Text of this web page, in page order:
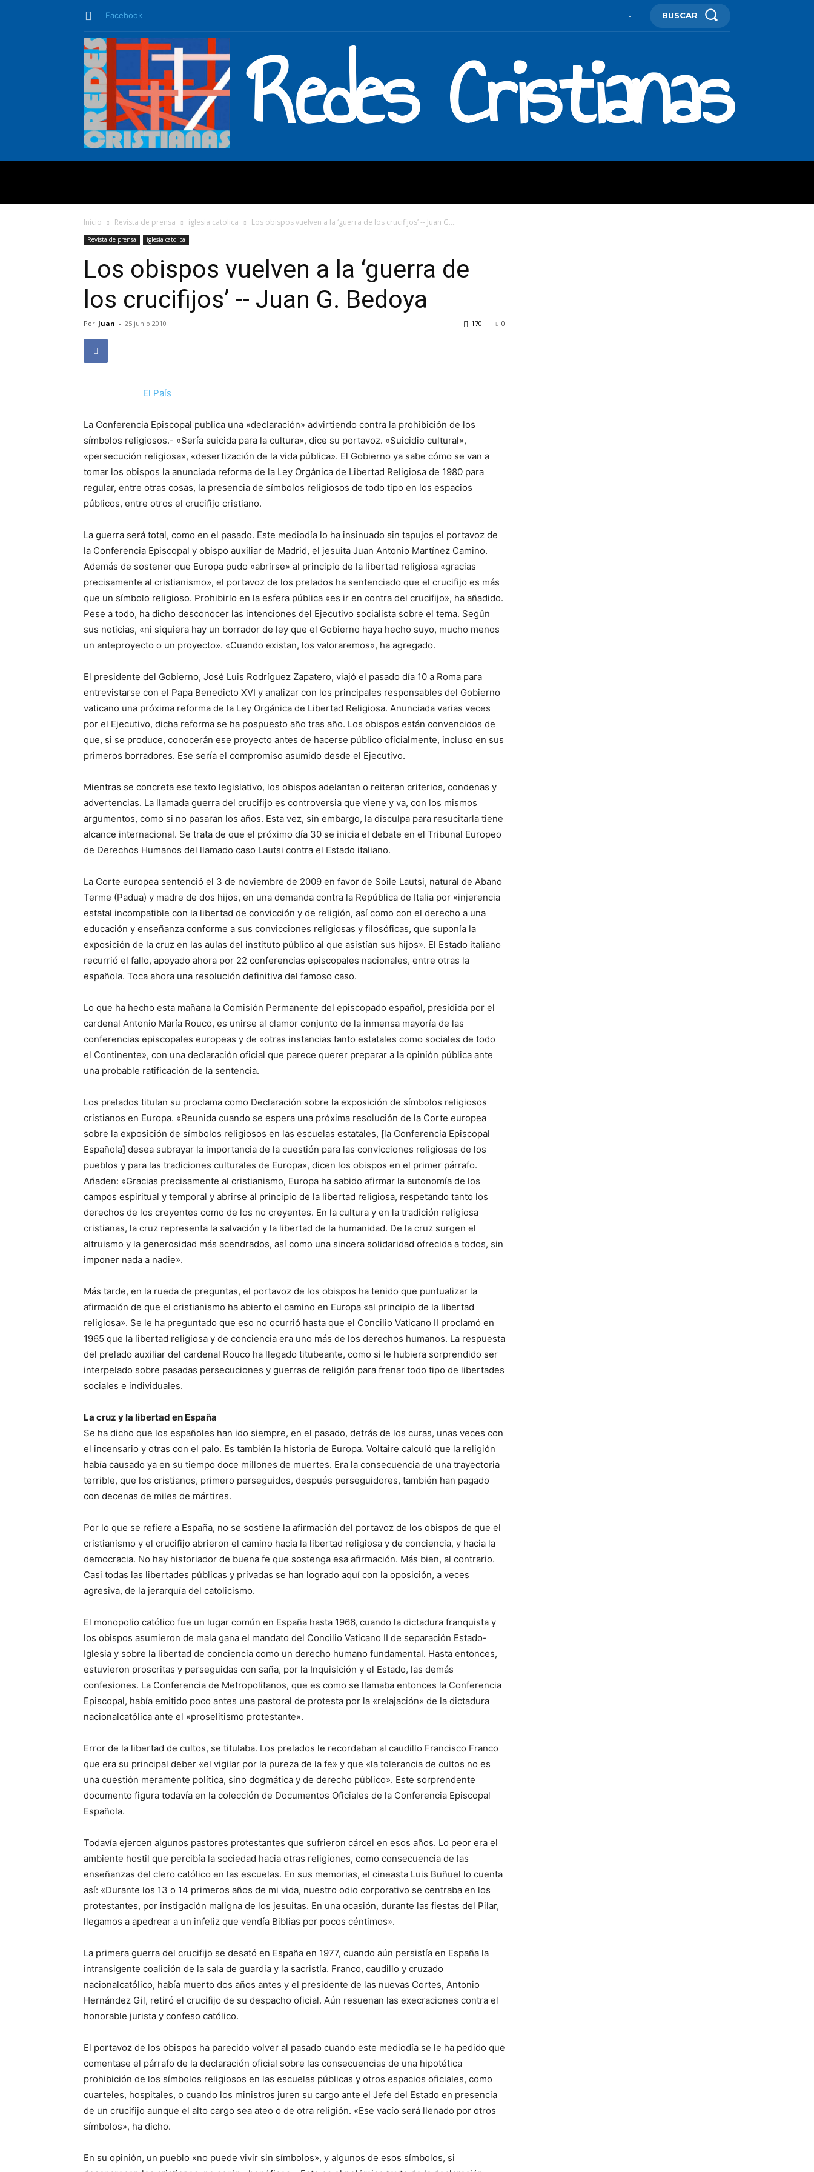
Facebook - BUSCAR
Redes Cristianas
Inicio Revista de prensa iglesia catolica Los obispos vuelven a la ‘guerra de los crucifijos’ -- Juan G....
Revista de prensa iglesia catolica
Los obispos vuelven a la ‘guerra de
los crucifijos’ -- Juan G. Bedoya
Por Juan - 25 junio 2010 0
170
El País
La Conferencia Episcopal publica una «declaración» advirtiendo contra la prohibición de los
símbolos religiosos.- «Sería suicida para la cultura», dice su portavoz. «Suicidio cultural»,
«persecución religiosa», «desertización de la vida pública». El Gobierno ya sabe cómo se van a
tomar los obispos la anunciada reforma de la Ley Orgánica de Libertad Religiosa de 1980 para
regular, entre otras cosas, la presencia de símbolos religiosos de todo tipo en los espacios
públicos, entre otros el crucifijo cristiano.
La guerra será total, como en el pasado. Este mediodía lo ha insinuado sin tapujos el portavoz de
la Conferencia Episcopal y obispo auxiliar de Madrid, el jesuita Juan Antonio Martínez Camino.
Además de sostener que Europa pudo «abrirse» al principio de la libertad religiosa «gracias
precisamente al cristianismo», el portavoz de los prelados ha sentenciado que el crucifijo es más
que un símbolo religioso. Prohibirlo en la esfera pública «es ir en contra del crucifijo», ha añadido.
Pese a todo, ha dicho desconocer las intenciones del Ejecutivo socialista sobre el tema. Según
sus noticias, «ni siquiera hay un borrador de ley que el Gobierno haya hecho suyo, mucho menos
un anteproyecto o un proyecto». «Cuando existan, los valoraremos», ha agregado.
El presidente del Gobierno, José Luis Rodríguez Zapatero, viajó el pasado día 10 a Roma para
entrevistarse con el Papa Benedicto XVI y analizar con los principales responsables del Gobierno
vaticano una próxima reforma de la Ley Orgánica de Libertad Religiosa. Anunciada varias veces
por el Ejecutivo, dicha reforma se ha pospuesto año tras año. Los obispos están convencidos de
que, si se produce, conocerán ese proyecto antes de hacerse público oficialmente, incluso en sus
primeros borradores. Ese sería el compromiso asumido desde el Ejecutivo.
Mientras se concreta ese texto legislativo, los obispos adelantan o reiteran criterios, condenas y
advertencias. La llamada guerra del crucifijo es controversia que viene y va, con los mismos
argumentos, como si no pasaran los años. Esta vez, sin embargo, la disculpa para resucitarla tiene
alcance internacional. Se trata de que el próximo día 30 se inicia el debate en el Tribunal Europeo
de Derechos Humanos del llamado caso Lautsi contra el Estado italiano.
La Corte europea sentenció el 3 de noviembre de 2009 en favor de Soile Lautsi, natural de Abano
Terme (Padua) y madre de dos hijos, en una demanda contra la República de Italia por «injerencia
estatal incompatible con la libertad de convicción y de religión, así como con el derecho a una
educación y enseñanza conforme a sus convicciones religiosas y filosóficas, que suponía la
exposición de la cruz en las aulas del instituto público al que asistían sus hijos». El Estado italiano
recurrió el fallo, apoyado ahora por 22 conferencias episcopales nacionales, entre otras la
española. Toca ahora una resolución definitiva del famoso caso.
Lo que ha hecho esta mañana la Comisión Permanente del episcopado español, presidida por el
cardenal Antonio María Rouco, es unirse al clamor conjunto de la inmensa mayoría de las
conferencias episcopales europeas y de «otras instancias tanto estatales como sociales de todo
el Continente», con una declaración oficial que parece querer preparar a la opinión pública ante
una probable ratificación de la sentencia.
Los prelados titulan su proclama como Declaración sobre la exposición de símbolos religiosos
cristianos en Europa. «Reunida cuando se espera una próxima resolución de la Corte europea
sobre la exposición de símbolos religiosos en las escuelas estatales, [la Conferencia Episcopal
Española] desea subrayar la importancia de la cuestión para las convicciones religiosas de los
pueblos y para las tradiciones culturales de Europa», dicen los obispos en el primer párrafo.
Añaden: «Gracias precisamente al cristianismo, Europa ha sabido afirmar la autonomía de los
campos espiritual y temporal y abrirse al principio de la libertad religiosa, respetando tanto los
derechos de los creyentes como de los no creyentes. En la cultura y en la tradición religiosa
cristianas, la cruz representa la salvación y la libertad de la humanidad. De la cruz surgen el
altruismo y la generosidad más acendrados, así como una sincera solidaridad ofrecida a todos, sin
imponer nada a nadie».
Más tarde, en la rueda de preguntas, el portavoz de los obispos ha tenido que puntualizar la
afirmación de que el cristianismo ha abierto el camino en Europa «al principio de la libertad
religiosa». Se le ha preguntado que eso no ocurrió hasta que el Concilio Vaticano II proclamó en
1965 que la libertad religiosa y de conciencia era uno más de los derechos humanos. La respuesta
del prelado auxiliar del cardenal Rouco ha llegado titubeante, como si le hubiera sorprendido ser
interpelado sobre pasadas persecuciones y guerras de religión para frenar todo tipo de libertades
sociales e individuales.
La cruz y la libertad en España
Se ha dicho que los españoles han ido siempre, en el pasado, detrás de los curas, unas veces con
el incensario y otras con el palo. Es también la historia de Europa. Voltaire calculó que la religión
había causado ya en su tiempo doce millones de muertes. Era la consecuencia de una trayectoria
terrible, que los cristianos, primero perseguidos, después perseguidores, también han pagado
con decenas de miles de mártires.
Por lo que se refiere a España, no se sostiene la afirmación del portavoz de los obispos de que el
cristianismo y el crucifijo abrieron el camino hacia la libertad religiosa y de conciencia, y hacia la
democracia. No hay historiador de buena fe que sostenga esa afirmación. Más bien, al contrario.
Casi todas las libertades públicas y privadas se han logrado aquí con la oposición, a veces
agresiva, de la jerarquía del catolicismo.
El monopolio católico fue un lugar común en España hasta 1966, cuando la dictadura franquista y
los obispos asumieron de mala gana el mandato del Concilio Vaticano II de separación Estado-
Iglesia y sobre la libertad de conciencia como un derecho humano fundamental. Hasta entonces,
estuvieron proscritas y perseguidas con saña, por la Inquisición y el Estado, las demás
confesiones. La Conferencia de Metropolitanos, que es como se llamaba entonces la Conferencia
Episcopal, había emitido poco antes una pastoral de protesta por la «relajación» de la dictadura
nacionalcatólica ante el «proselitismo protestante».
Error de la libertad de cultos, se titulaba. Los prelados le recordaban al caudillo Francisco Franco
que era su principal deber «el vigilar por la pureza de la fe» y que «la tolerancia de cultos no es
una cuestión meramente política, sino dogmática y de derecho público». Este sorprendente
documento figura todavía en la colección de Documentos Oficiales de la Conferencia Episcopal
Española.
Todavía ejercen algunos pastores protestantes que sufrieron cárcel en esos años. Lo peor era el
ambiente hostil que percibía la sociedad hacia otras religiones, como consecuencia de las
enseñanzas del clero católico en las escuelas. En sus memorias, el cineasta Luis Buñuel lo cuenta
así: «Durante los 13 o 14 primeros años de mi vida, nuestro odio corporativo se centraba en los
protestantes, por instigación maligna de los jesuitas. En una ocasión, durante las fiestas del Pilar,
llegamos a apedrear a un infeliz que vendía Biblias por pocos céntimos».
La primera guerra del crucifijo se desató en España en 1977, cuando aún persistía en España la
intransigente coalición de la sala de guardia y la sacristía. Franco, caudillo y cruzado
nacionalcatólico, había muerto dos años antes y el presidente de las nuevas Cortes, Antonio
Hernández Gil, retiró el crucifijo de su despacho oficial. Aún resuenan las execraciones contra el
honorable jurista y confeso católico.
El portavoz de los obispos ha parecido volver al pasado cuando este mediodía se le ha pedido que
comentase el párrafo de la declaración oficial sobre las consecuencias de una hipotética
prohibición de los símbolos religiosos en las escuelas públicas y otros espacios oficiales, como
cuarteles, hospitales, o cuando los ministros juren su cargo ante el Jefe del Estado en presencia
de un crucifijo aunque el alto cargo sea ateo o de otra religión. «Ese vacío será llenado por otros
símbolos», ha dicho.
En su opinión, un pueblo «no puede vivir sin símbolos», y algunos de esos símbolos, si